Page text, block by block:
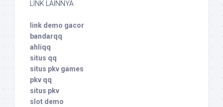
LINK LAINNYA
link demo gacor
bandarqq
ahliqq
situs qq
situs pkv games
pkv qq
situs pkv
slot demo